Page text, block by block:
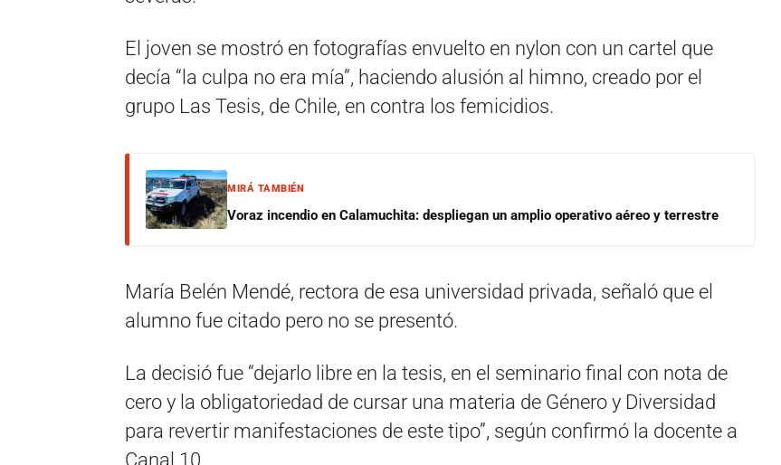
El joven se mostró en fotografías envuelto en nylon con un cartel que
decía “la culpa no era mía”, haciendo alusión al himno, creado por el
grupo Las Tesis, de Chile, en contra los femicidios.
MIRÁ TAMBIÉN
Voraz incendio en Calamuchita: despliegan un amplio operativo aéreo y terrestre
María Belén Mendé, rectora de esa universidad privada, señaló que el
alumno fue citado pero no se presentó.
La decisió fue “dejarlo libre en la tesis, en el seminario final con nota de
cero y la obligatoriedad de cursar una materia de Género y Diversidad
para revertir manifestaciones de este tipo”, según confirmó la docente a
Canal 10.